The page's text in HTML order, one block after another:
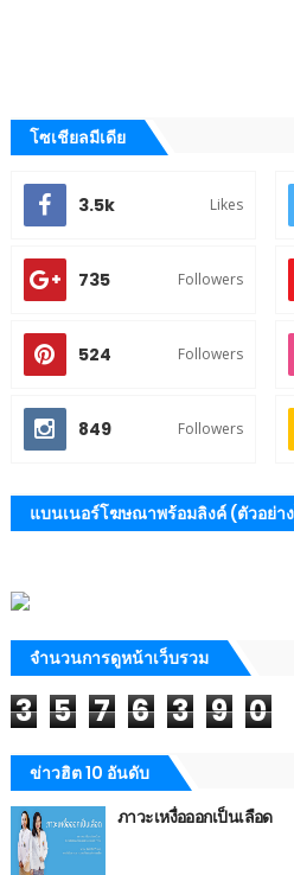
โซเชียลมีเดีย
3.5k Likes
735 Followers
524 Followers
849 Followers
แบนเนอร์โฆษณาพร้อมลิงค์ (ตัวอย่า
จำนวนการดูหน้าเว็บรวม
3 5 7 6 3 9 0
ข่าวฮิต 10 อันดับ
ภาวะเหงื่อออกเป็นเลือด